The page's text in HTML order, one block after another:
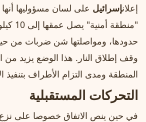
إعلانإسرائيل على لسان مسؤوليها
"منطقة
حدودها، ومواصلتها شن ضربات من
وقف إطلاق النار. هذا الوضع يزيد
المنطقة ومدى التزام الأطراف بتنفيذ
التحركات المستقبلية
في حين ينص الاتفاق خصوصا على